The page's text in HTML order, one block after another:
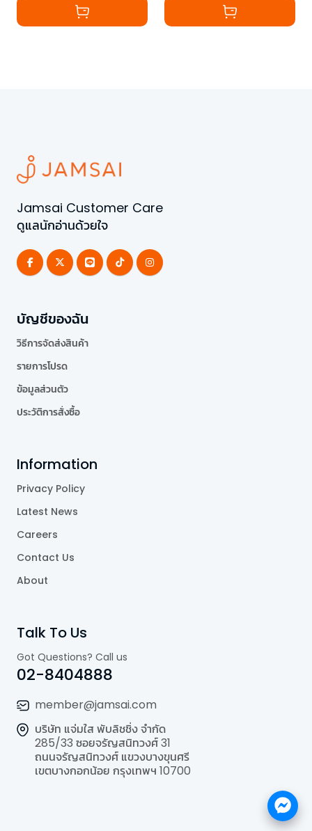
,
อานนทวงศ์ มฤคพิทักษ์
Jamsai Customer Care
ดูแลนักอ่านด้วยใจ
บัญชีของฉัน
วิธีการจัดส่งสินค้า
รายการโปรด
ข้อมูลส่วนตัว
ประวัติการสั่งซื้อ
Information
Privacy Policy
Latest News
Careers
Contact Us
About
Talk To Us
Got Questions? Call us
02-8404888
member@jamsai.com
บริษัท แจ่มใส พับลิชชิ่ง จำกัด
285/33 ซอยจรัญสนิทวงศ์ 31
ถนนจรัญสนิทวงศ์ แขวงบางขุนศรี
เขตบางกอกน้อย กรุงเทพฯ 10700